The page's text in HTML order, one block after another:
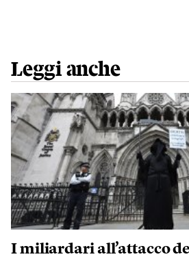
Leggi anche
I miliardari all’attacco